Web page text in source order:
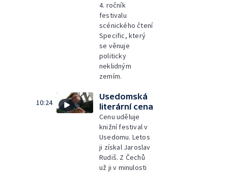
4. ročník
festivalu
scénického čtení
Specific, který
se věnuje
politicky
neklidným
zemím.
10:24
Usedomská
literární cena
Cenu uděluje
knižní festival v
Usedomu. Letos
ji získal Jaroslav
Rudiš. Z Čechů
už ji v minulosti